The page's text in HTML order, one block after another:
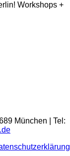
Workshops +
München | Tel: